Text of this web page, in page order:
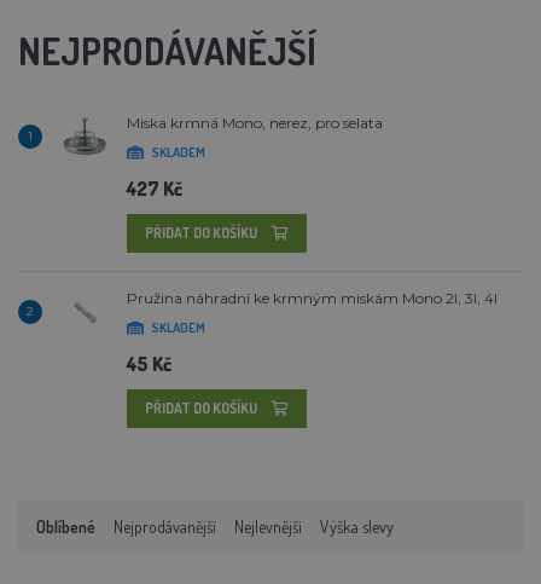
NEJPRODÁVANĚJŠÍ
1
Miska krmná Mono, nerez, pro selata
SKLADEM
427 Kč
PŘIDAT DO KOŠÍKU
2
Pružina náhradní ke krmným miskám Mono 2l, 3l, 4l
SKLADEM
45 Kč
PŘIDAT DO KOŠÍKU
Oblíbené Nejprodávanější Nejlevnější Výška slevy